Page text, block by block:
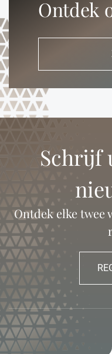
Ontdek
Schrijf
Ontdek elke twee